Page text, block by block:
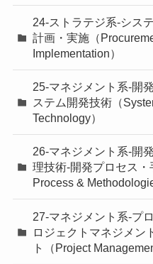
24-ストラテジ系-シス
計画・実施（
Implementation）
25-マネジメント系-開
ステム開発技術（
Technology）
26-マネジメント系-開
理技術-開発プロセス
Process &
27-マネジメント系-プ
ロジェクトマネジメン
ト（Project